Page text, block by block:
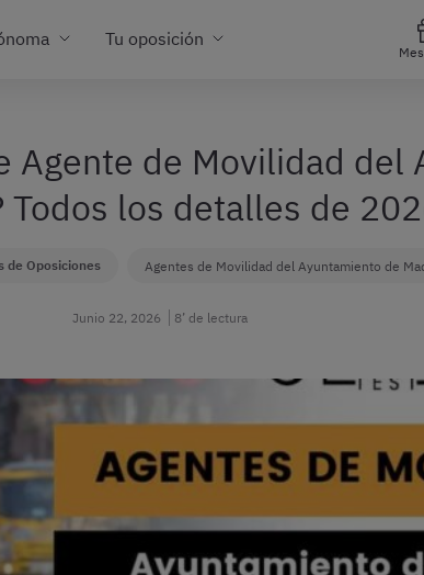
Tu oposición
Agente de Movilidad del
Todos los detalles de
de Oposiciones Agentes de Movilidad del Ayuntamiento de
Junio 22, 2026 8’ de lectura